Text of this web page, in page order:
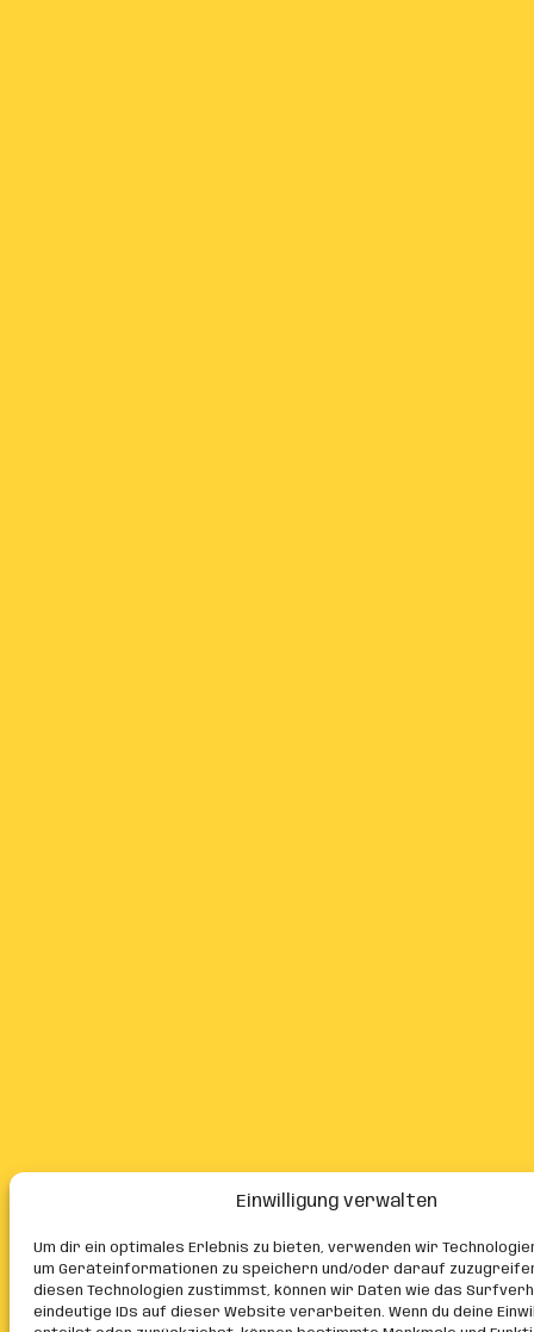
Einwilligung verwalten
Um dir ein optimales Erlebnis zu bieten, verwenden wir
um Geräteinformationen zu speichern und/oder darauf
diesen Technologien zustimmst, können wir Daten wie das
eindeutige IDs auf dieser Website verarbeiten. Wenn du deine